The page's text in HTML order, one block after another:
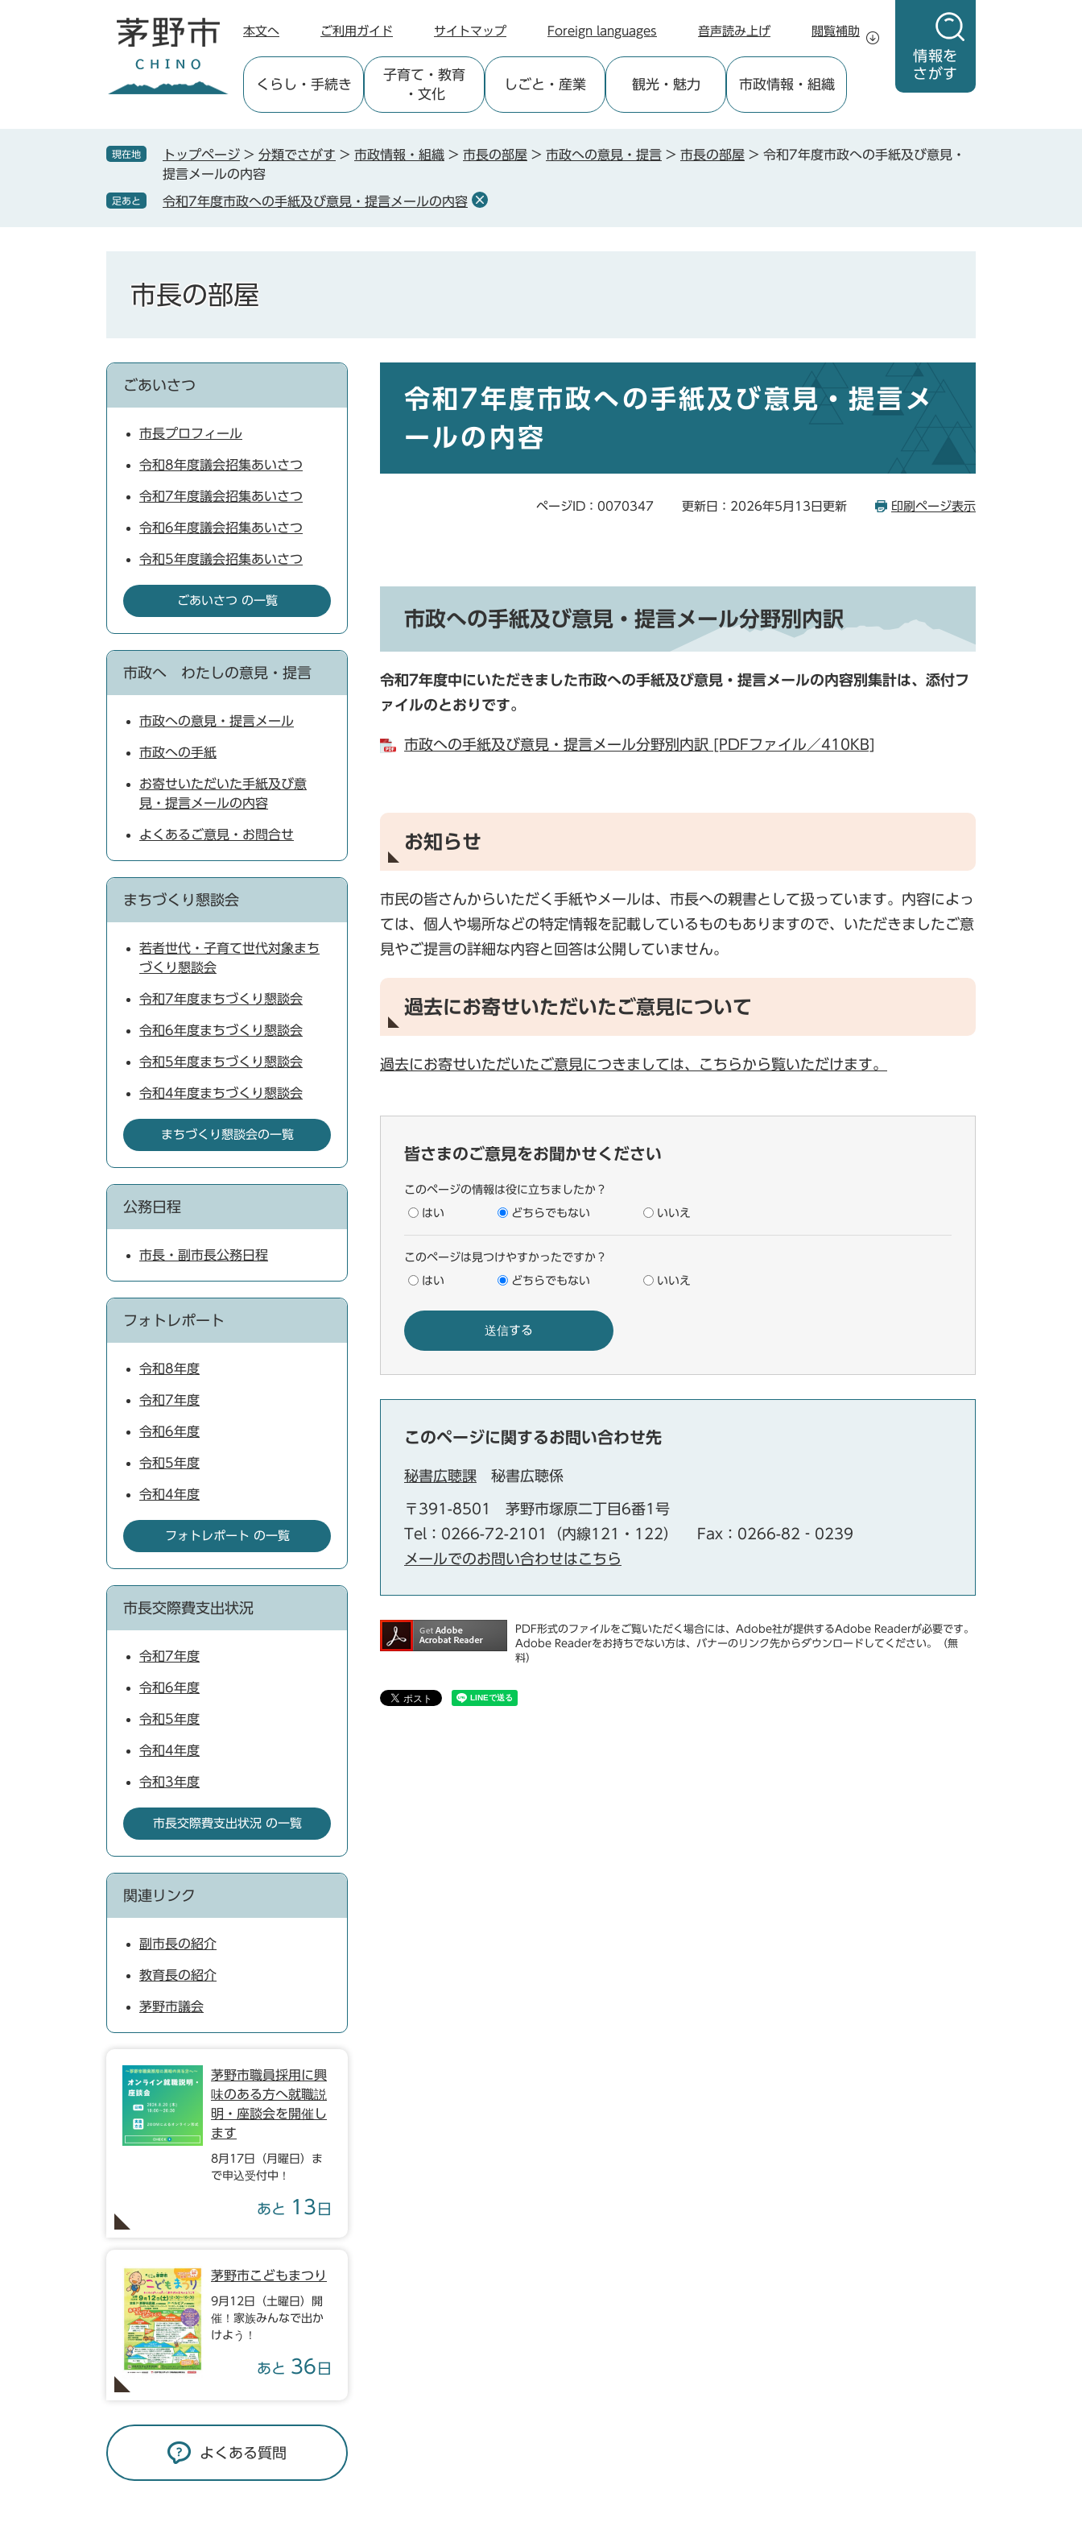
情報を
さがす
本文へ ご利用ガイド サイトマップ Foreign languages 音声読み上げ 閲覧補助
くらし ・手続き
子育て ・教育
・文化
しごと ・産業 観光・魅力 市政情報 ・組織
現在地 トップページ > 分類でさがす > 市政情報・組織 > 市長の部屋 > 市政への意見・提言 > 市長の部屋 > 令和7年度市政への手紙及び意見・
提言メールの内容
足あと 令和7年度市政への手紙及び意見・提言メールの内容
市長の部屋
令和7年度市政への手紙及び意見・提言メ
ールの内容
ページID：0070347 更新日：2026年5月13日更新 印刷ページ表示
市政への手紙及び意見・提言メール分野別内訳
令和7年度中にいただきました市政への手紙及び意見・提言メールの内容別集計は、添付フ
ァイルのとおりです。
市政への手紙及び意見・提言メール分野別内訳 [PDFファイル／410KB]
お知らせ
市民の皆さんからいただく手紙やメールは、市長への親書として扱っています。内容によっ
ては、個人や場所などの特定情報を記載しているものもありますので、いただきましたご意
見やご提言の詳細な内容と回答は公開していません。
過去にお寄せいただいたご意見について
過去にお寄せいただいたご意見につきましては、こちらから覧いただけます。
皆さまのご意見をお聞かせください
このページの情報は役に立ちましたか？
はい どちらでもない いいえ
このページは見つけやすかったですか？
はい どちらでもない いいえ
このページに関するお問い合わせ先
秘書広聴課 秘書広聴係
〒391-8501
茅野市塚原二丁目6番1号
Tel：0266-72-2101（内線121・122）
Fax：0266-82‐0239
メールでのお問い合わせはこちら
PDF形式のファイルをご覧いただく場合には、Adobe社が提供するAdobe Readerが必要です。
Adobe Readerをお持ちでない方は、バナーのリンク先からダウンロードしてください。（無
料）
ごあいさつ
市長プロフィール
令和8年度議会招集あいさつ
令和7年度議会招集あいさつ
令和6年度議会招集あいさつ
令和5年度議会招集あいさつ
ごあいさつ の一覧
市政へ わたしの意見・提言
市政への意見・提言メール
市政への手紙
お寄せいただいた手紙及び意
見・提言メールの内容
よくあるご意見・お問合せ
まちづくり懇談会
若者世代・子育て世代対象まち
づくり懇談会
令和7年度まちづくり懇談会
令和6年度まちづくり懇談会
令和5年度まちづくり懇談会
令和4年度まちづくり懇談会
まちづくり懇談会の一覧
公務日程
市長・副市長公務日程
フォトレポート
令和8年度
令和7年度
令和6年度
令和5年度
令和4年度
フォトレポート の一覧
市長交際費支出状況
令和7年度
令和6年度
令和5年度
令和4年度
令和3年度
市長交際費支出状況 の一覧
関連リンク
副市長の紹介
教育長の紹介
茅野市議会
茅野市職員採用に興
味のある方へ就職説
明・座談会を開催し
ます
8月17日（月曜日）ま
で申込受付中！
あと 13 日
茅野市こどもまつり
9月12日（土曜日）開
催！家族みんなで出か
けよう！
あと 36 日
よくある質問